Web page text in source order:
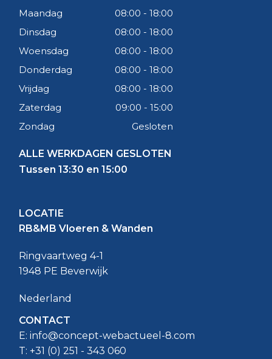
Maandag
08:00 - 18:00
Dinsdag
08:00 - 18:00
Woensdag
08:00 - 18:00
Donderdag
08:00 - 18:00
Vrijdag
08:00 - 18:00
Zaterdag
09:00 - 15:00
Zondag
Gesloten
ALLE WERKDAGEN GESLOTEN
Tussen 13:30 en 15:00
LOCATIE
RB&MB Vloeren & Wanden
Ringvaartweg 4-1
1948 PE Beverwijk
Nederland
CONTACT
E: info@concept-webactueel-8.com
T: +31 (0) 251 - 343 060